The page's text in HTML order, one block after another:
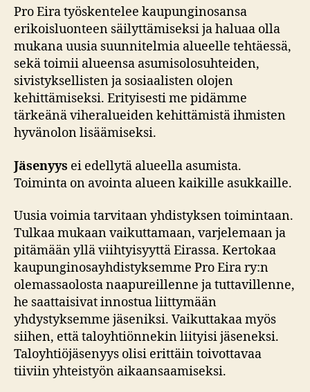
Pro Eira työskentelee kaupunginosansa
erikoisluonteen säilyttämiseksi ja haluaa olla
mukana uusia suunnitelmia alueelle tehtäessä,
sekä toimii alueensa asumisolosuhteiden,
sivistyksellisten ja sosiaalisten olojen
kehittämiseksi. Erityisesti me pidämme
tärkeänä viheralueiden kehittämistä ihmisten
hyvänolon lisäämiseksi.
Jäsenyys ei edellytä alueella asumista.
Toiminta on avointa alueen kaikille asukkaille.
Uusia voimia tarvitaan yhdistyksen toimintaan.
Tulkaa mukaan vaikuttamaan, varjelemaan ja
pitämään yllä viihtyisyyttä Eirassa. Kertokaa
kaupunginosayhdistyksemme Pro Eira ry:n
olemassaolosta naapureillenne ja tuttavillenne,
he saattaisivat innostua liittymään
yhdystyksemme jäseniksi. Vaikuttakaa myös
siihen, että taloyhtiönnekin liityisi jäseneksi.
Taloyhtiöjäsenyys olisi erittäin toivottavaa
tiiviin yhteistyön aikaansaamiseksi.